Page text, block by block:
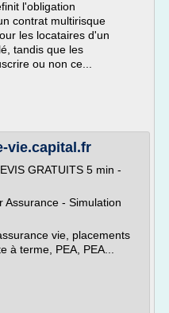
l'obligation
contrat multirisque
les locataires d'un
tandis que les
ou non ce...
vie.capital.fr
GRATUITS 5 min -
Assurance - Simulation
vie, placements
à terme, PEA, PEA...